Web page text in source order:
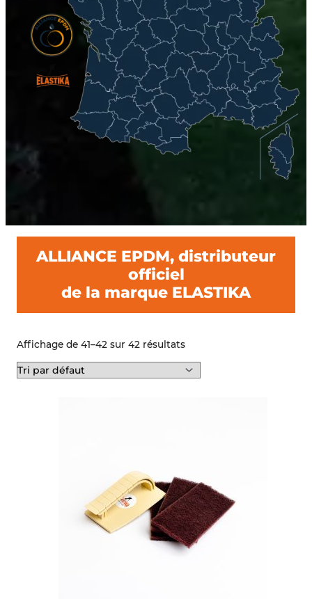
ALLIANCE EPDM, distributeur
officiel
de la marque ELASTIKA
Affichage de 41–42 sur 42 résultats